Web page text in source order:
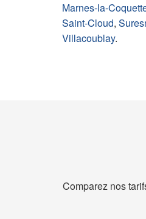
Marnes-la-
Saint-Cloud,
Villacoublay.
Comparez nos